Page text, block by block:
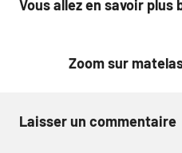
de
Vous allez en savoir
Zoom sur
Laisser un commentaire